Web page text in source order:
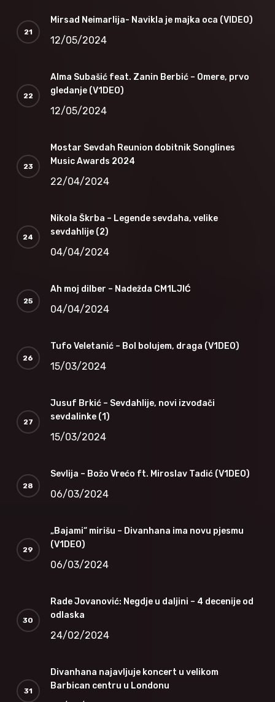
Mirsad Neimarlija- Navikla je majka oca (VIDEO)
12/05/2024
Alma Subašić feat. Zanin Berbić – Omere, prvo
gledanje (V1DEO)
12/05/2024
Mostar Sevdah Reunion dobitnik Songlines
Music Awards 2024
22/04/2024
Nikola Škrba – Legende sevdaha, velike
sevdahlije (2)
04/04/2024
Ah moj dilber – Nadežda CM1LJIĆ
04/04/2024
Tufo Veletanić – Bol bolujem, draga (V1DEO)
15/03/2024
Jusuf Brkić – Sevdahlije, novi izvođači
sevdalinke (1)
15/03/2024
Sevlija – Božo Vrećo ft. Miroslav Tadić (V1DEO)
06/03/2024
„Bajami“ mirišu – Divanhana ima novu pjesmu
(V1DEO)
06/03/2024
Rade Jovanović: Negdje u daljini – 4 decenije od
odlaska
24/02/2024
Divanhana najavljuje koncert u velikom
Barbican centru u Londonu